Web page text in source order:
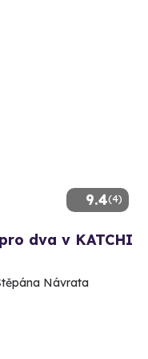
9.4(4)
dva v KATCHI
Návrata